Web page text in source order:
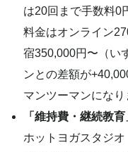
は20回まで手数料0
料金はオンライン
宿350,000円〜（い
ンとの差額が
マンツーマンになり
「維持費・継続教
ホットヨガスタジ